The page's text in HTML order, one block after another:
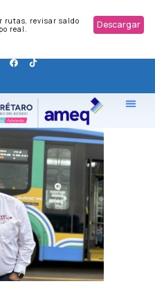
rutas, revisar saldo
real.
Descargar